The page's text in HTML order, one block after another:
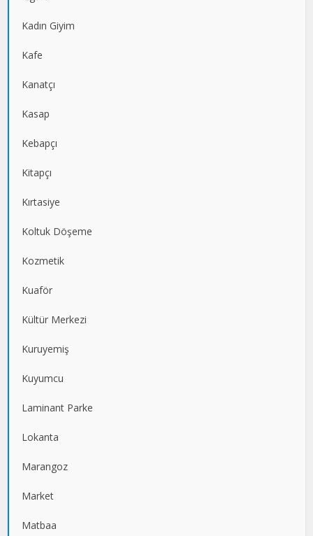
Kadın Giyim
Kafe
Kanatçı
Kasap
Kebapçı
Kitapçı
Kırtasiye
Koltuk Döşeme
Kozmetik
Kuaför
Kültür Merkezi
Kuruyemiş
Kuyumcu
Laminant Parke
Lokanta
Marangoz
Market
Matbaa